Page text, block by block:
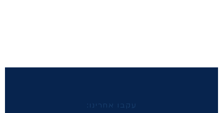
עקבו אחרינו: